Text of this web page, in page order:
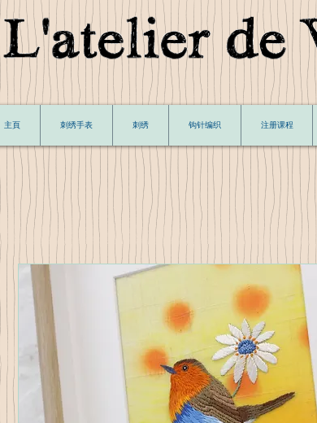
主頁 刺绣手表 刺绣 钩针编织 注册课程